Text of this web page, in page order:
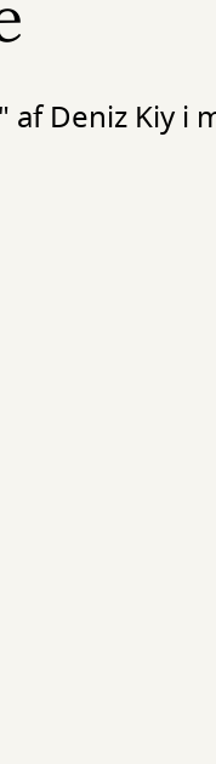
Deniz Kiy i